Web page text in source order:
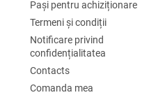
Pași pentru achiziționare
Termeni și condiții
Notificare privind
confidențialitatea
Contacts
Comanda mea